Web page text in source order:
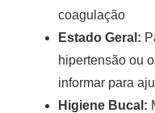
coagulação
Estado Geral:
hipertensão ou
informar para
Higiene Bucal: